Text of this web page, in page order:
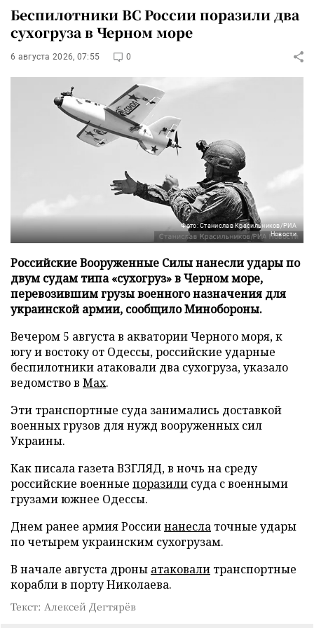
Беспилотники ВС России поразили два
сухогруза в Черном море
6 августа 2026, 07:55 0
Фото: Станислав Красильников/РИА
Новости
Российские Вооруженные Силы нанесли удары по
двум судам типа «сухогруз» в Черном море,
перевозившим грузы военного назначения для
украинской армии, сообщило Минобороны.
Вечером 5 августа в акватории Черного моря, к
югу и востоку от Одессы, российские ударные
беспилотники атаковали два сухогруза, указало
ведомство в Max.
Эти транспортные суда занимались доставкой
военных грузов для нужд вооруженных сил
Украины.
Как писала газета ВЗГЛЯД, в ночь на среду
российские военные поразили суда с военными
грузами южнее Одессы.
Днем ранее армия Россиинанесла точные удары
по четырем украинским сухогрузам.
В начале августа дроны атаковали транспортные
корабли в порту Николаева.
Текст: Алексей Дегтярёв